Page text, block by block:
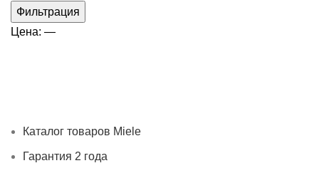
Минимальная
цена
Максимальная
цена
Фильтрация
Цена: —
Каталог товаров Miele
Гарантия 2 года